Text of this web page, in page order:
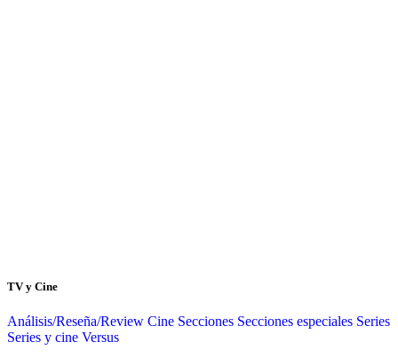
TV y Cine
Análisis/Reseña/Review Cine Secciones Secciones especiales Series
Series y cine Versus